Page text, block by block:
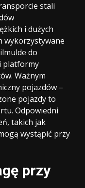
stali
i dużych
wykorzystywane
do
platformy
Ważnym
pojazdów –
pojazdy to
Odpowiedni
takich jak
wystąpić przy
przy